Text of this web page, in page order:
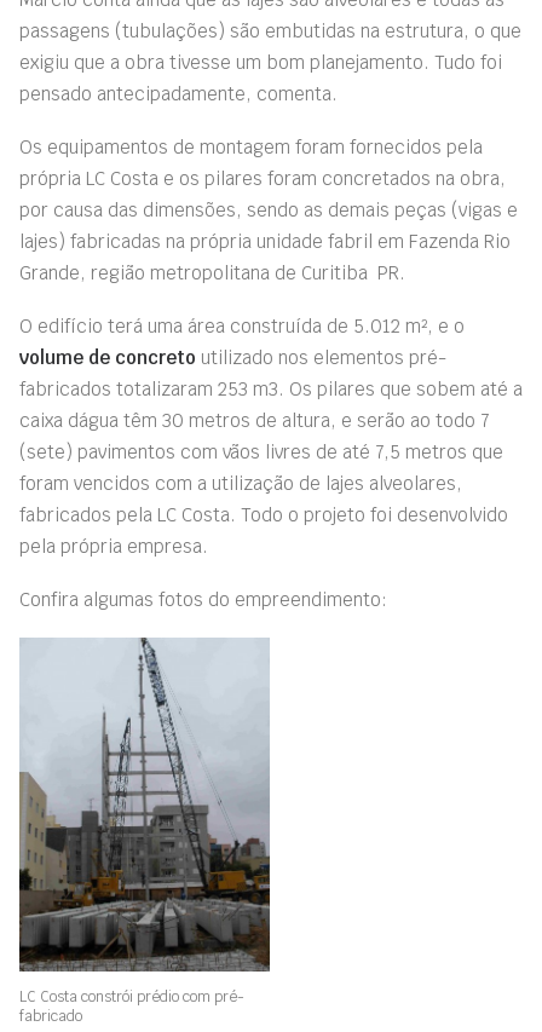
passagens (tubulações) são embutidas na estrutura, o que
exigiu que a obra tivesse um bom planejamento. Tudo foi
pensado antecipadamente, comenta.
Os equipamentos de montagem foram fornecidos pela
própria LC Costa e os pilares foram concretados na obra,
por causa das dimensões, sendo as demais peças (vigas e
lajes) fabricadas na própria unidade fabril em Fazenda Rio
Grande, região metropolitana de Curitiba  PR.
O edifício terá uma área construída de 5.012 m², e o
volume de concreto utilizado nos elementos pré-
fabricados totalizaram 253 m3. Os pilares que sobem até a
caixa dágua têm 30 metros de altura, e serão ao todo 7
(sete) pavimentos com vãos livres de até 7,5 metros que
foram vencidos com a utilização de lajes alveolares,
fabricados pela LC Costa. Todo o projeto foi desenvolvido
pela própria empresa.
Confira algumas fotos do empreendimento:
LC Costa constrói prédio com pré-
fabricado